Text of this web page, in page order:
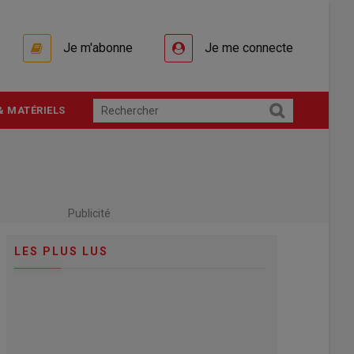
Je m'abonne Je me connecte
MATÉRIELS
Publicité
LES PLUS LUS